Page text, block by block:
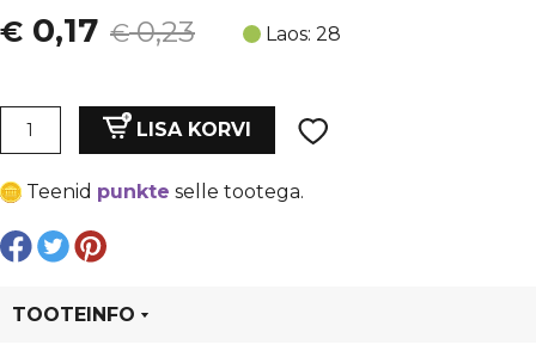
€0,23
Algne
oli:
€ 0,23.
€ 0,17
Current
is:
€ 0,17.
Laos: 28
Shamballa
10
mm
värvilistega
auk
LISA KORVI
Teenid punkte selle tootega.
TOOTEINFO